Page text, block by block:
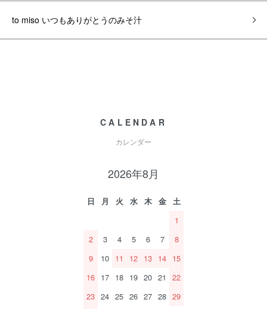
to miso いつもありがとうのみそ汁
CALENDAR
カレンダー
2026年8月
日 月 火 水 木 金
土
1
2
3 4 5 6 7
8
9
10 11 12 13 14 15
16 17 18 19 20 21
22
23 24 25 26 27 28 29